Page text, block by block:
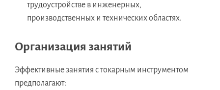
трудоустройстве в инженерных,
производственных и технических областях.
Организация занятий
Эффективные занятия с токарным инструментом
предполагают: